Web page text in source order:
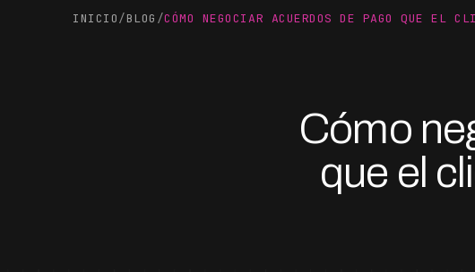
INICIO/BLOG /CÓMO NEGOCIAR ACUERDOS DE PAGO QUE EL
Cómo
que el